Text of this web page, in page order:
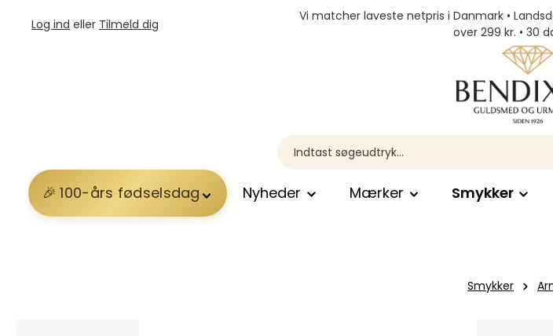
Log ind eller Tilmeld dig
Vi matcher laveste netpris i Danmark •
over 299 kr. • 30
100-års fødselsdag Nyheder Mærker Smykker
Smykker